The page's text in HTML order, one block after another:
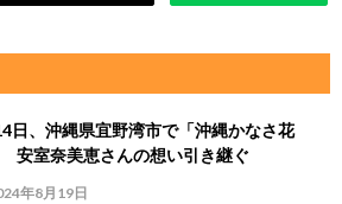
日、沖縄県宜野湾市で「沖縄かなさ花
安室奈美恵さんの想い引き継ぐ
年8月19日